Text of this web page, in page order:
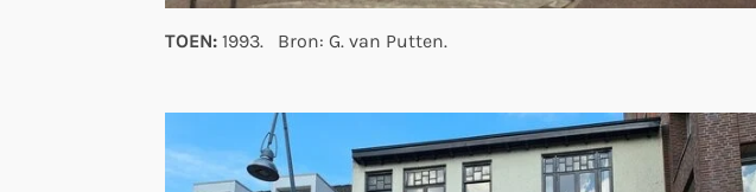
TOEN: 1993. Bron: G. van Putten.